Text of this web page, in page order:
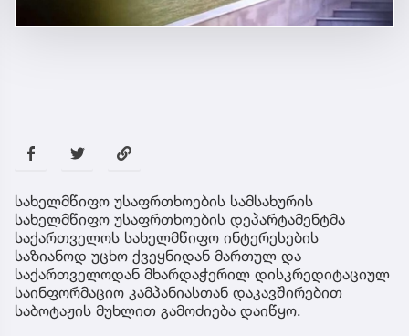
სახელმწიფო უსაფრთხოების სამსახურის
სახელმწიფო უსაფრთხოების დეპარტამენტმა
საქართველოს სახელმწიფო ინტერესების
საზიანოდ უცხო ქვეყნიდან მართულ და
საქართველოდან მხარდაჭერილ დისკრედიტაციულ
საინფორმაციო კამპანიასთან დაკავშირებით
საბოტაჟის მუხლით გამოძიება დაიწყო.